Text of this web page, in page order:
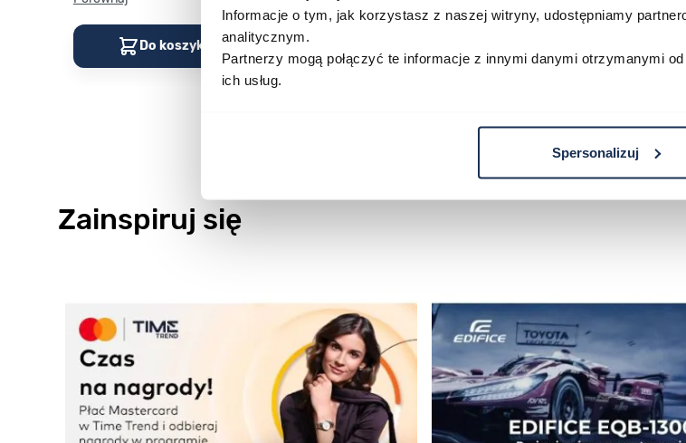
Informacje o tym, jak korzystasz z naszej witryny, udostępniamy
analitycznym.
Partnerzy mogą połączyć te informacje z innymi danymi otrzymanymi
ich usług.
Spersonalizuj
Do koszyka
Zainspiruj się